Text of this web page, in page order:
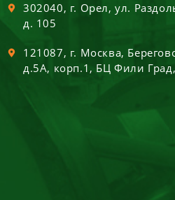
302040, г. Орел,ул.
д. 105
121087, г. Москва,
д.5А, корп.1, БЦ Фили